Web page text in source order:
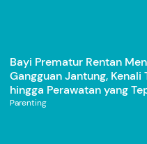
Bayi Prematur Rentan
Gangguan Jantung, Kenali
hingga Perawatan yang
Parenting